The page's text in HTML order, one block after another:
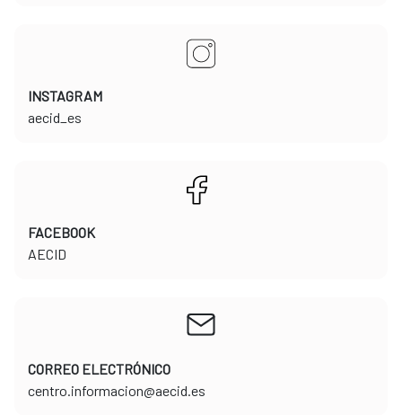
INSTAGRAM
​​​​​​​aecid_es
FACEBOOK
​​​​​​​AECID
CORREO ELECTRÓNICO
​​​​​​​centro.informacion@aecid.es